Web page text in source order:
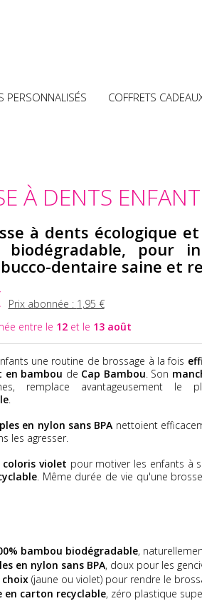
PERSONNALISÉS COFFRETS
À DENTS
à dents écologique
biodégradable, pour
dentaire saine et
Prix abonnée : 1,95 €
entre le 12et le 13 août
une routine de brossage à la fois
en bambou de Cap Bambou. Son
remplace avantageusement
.
en nylon sans BPA nettoient
les agresser.
coloris violet pour motiver les enfants à
. Même durée de vie qu'une
bambou biodégradable,
en nylon sans BPA, doux pour les
(jaune ou violet) pour rendre le
en carton recyclable, zéro plastique